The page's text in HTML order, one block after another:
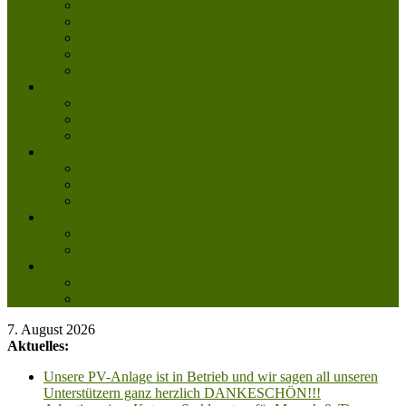
7. August 2026
Aktuelles:
Unsere PV-Anlage ist in Betrieb und wir sagen all unseren
Unterstützern ganz herzlich DANKESCHÖN!!!